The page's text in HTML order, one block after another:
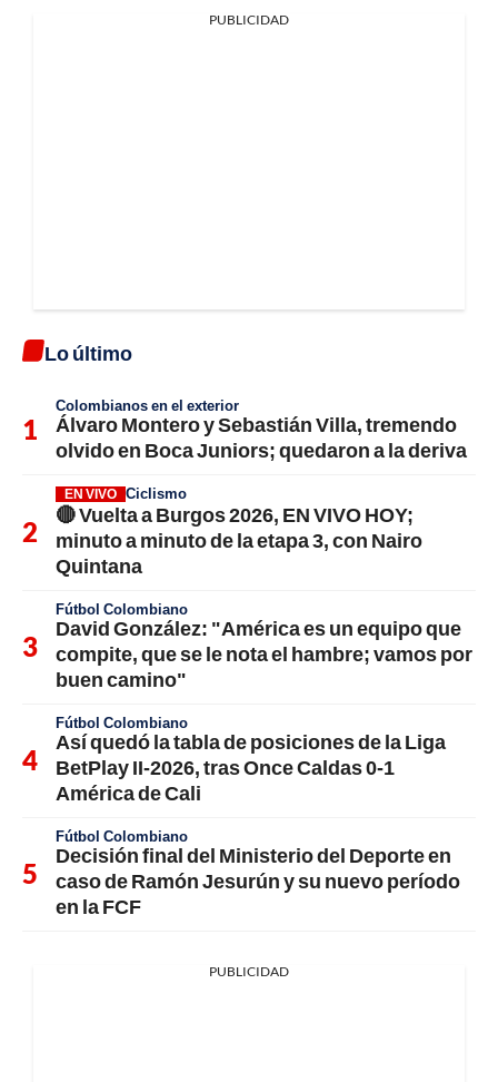
PUBLICIDAD
Lo último
Colombianos en el exterior
Álvaro Montero y Sebastián Villa, tremendo
olvido en Boca Juniors; quedaron a la deriva
EN VIVO Ciclismo
🔴 Vuelta a Burgos 2026, EN VIVO HOY;
minuto a minuto de la etapa 3, con Nairo
Quintana
Fútbol Colombiano
David González: "América es un equipo que
compite, que se le nota el hambre; vamos por
buen camino"
Fútbol Colombiano
Así quedó la tabla de posiciones de la Liga
BetPlay II-2026, tras Once Caldas 0-1
América de Cali
Fútbol Colombiano
Decisión final del Ministerio del Deporte en
caso de Ramón Jesurún y su nuevo período
en la FCF
PUBLICIDAD